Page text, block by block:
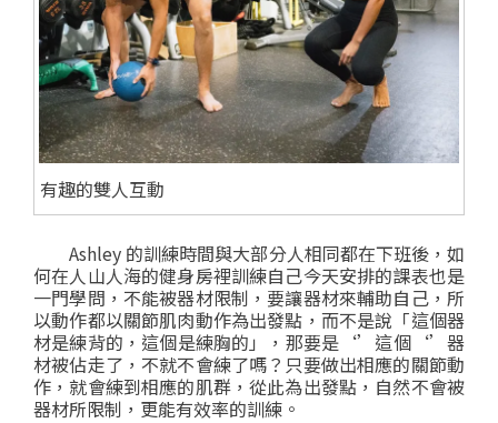
有趣的雙人互動
Ashley 的訓練時間與大部分人相同都在下班後，如
何在人山人海的健身房裡訓練自己今天安排的課表也是
一門學問， 不能被器材限制，要讓器材來輔助自己，所
以動作都以關節肌肉動作為出發點，而不是說「這個器
材是練背的，這個是練胸的」， 那要是‘’這個‘’器
材被佔走了，不就不會練了嗎？只要做出相應的關節動
作，就會練到相應的肌群，從此為出發點，自然不會被
器材所限制，更能有效率的訓練。